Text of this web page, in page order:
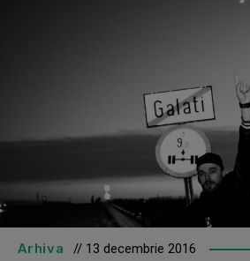
Arhiva // 13 decembrie 2016